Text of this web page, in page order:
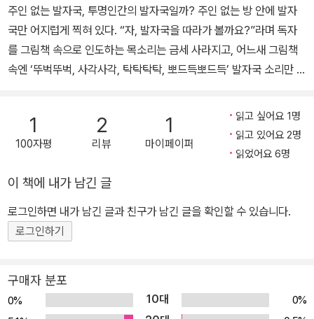
주인 없는 발자국, 투명인간의 발자국일까? 주인 없는 방 안에 발자
국만 어지럽게 찍혀 있다. “자, 발자국을 따라가 볼까요?”라며 독자
를 그림책 속으로 인도하는 목소리는 금세 사라지고, 어느새 그림책
속엔 ‘뚜벅뚜벅, 사각사각, 탁탁탁탁, 뽀드득뽀드득’ 발자국 소리만 울
그리고 밧줄이 놓여 있다. 발자국은 이부자리에서 욕실로, 다시 옷가
지가 걸쳐져 있는 의자 앞에서 멈춰 있다. 한 장을 넘기니 의자에 걸쳐
져 있던 옷가지가 없어졌고, 발자국은 식탁 의자에서 멈춰 있다. 발자
하고, 파란 외투와 빨간 장화로 추위에 단단히 대비하고는 문을 활짝
열고 밖으로 나간 것 같다. 발자국은 어디로 향하고 있을까? 발자국
주인은 무얼 하려는 걸까? ‘말없는’ 이야기와 주인 없는 발자국만이
계속해서 이어지는 이 그림책 속에서 우리의 머릿속은 상상력으로 부
가기에 앞서 면지를 주의 깊게 본 독자라면 작가가 숨겨 놓은 이야기
보따리를 쉽게 풀 수 있을 것이다. 내 맘대로 이야기를 만들어 보는 나
1
100자평
2
리뷰
1
마이페이퍼
읽고 싶어요 1명
읽고 있어요 2명
읽었어요 6명
이 책에 내가 남긴 글
로그인하면 내가 남긴 글과 친구가 남긴 글을 확인할 수 있습니다.
로그인하기
구매자 분포
0% 10대
0%